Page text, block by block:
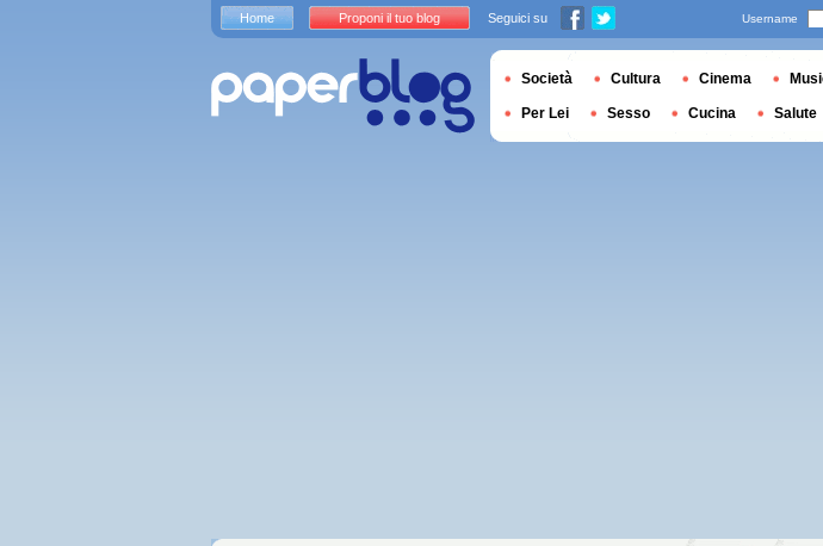
Home Proponi il tuo blog Seguici su Username
Società Cultura Cinema
Per Lei Sesso Cucina Salute